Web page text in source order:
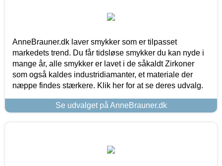
AnneBrauner.dk laver smykker som er tilpasset
markedets trend. Du får tidsløse smykker du kan nyde i
mange år, alle smykker er lavet i de såkaldt Zirkoner
som også kaldes industridiamanter, et materiale der
næppe findes stærkere. Klik her for at se deres udvalg.
Se udvalget på AnneBrauner.dk